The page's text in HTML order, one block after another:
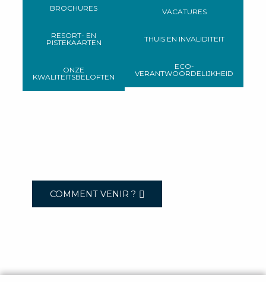
BROCHURES
RESORT- EN
PISTEKAARTEN
ONZE
KWALITEITSBELOFTEN
VACATURES
THUIS EN INVALIDITEIT
ECO-
VERANTWOORDELIJKHEID
COMMENT VENIR ?